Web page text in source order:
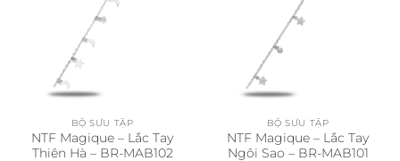
BỘ SƯU TẬP
NTF Magique – Lắc Tay
Thiên Hà – BR-MAB102
BỘ SƯU TẬP
NTF Magique – Lắc Tay
Ngôi Sao – BR-MAB101